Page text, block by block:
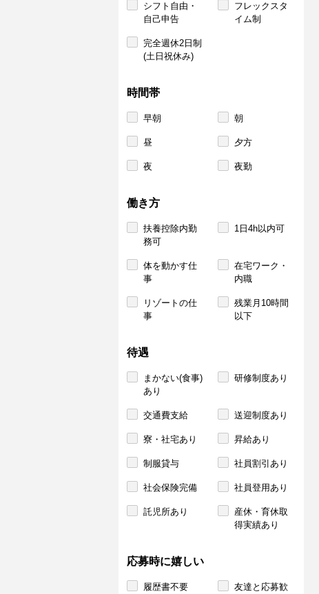
シフト自由・
自己申告
フレックスタ
イム制
完全週休2日制
(土日祝休み)
時間帯
早朝 朝
昼 夕方
夜 夜勤
働き方
扶養控除内勤
務可
1日4h以内可
体を動かす仕
事
在宅ワーク・
内職
リゾートの仕
事
残業月10時間
以下
待遇
まかない(食事)
あり
研修制度あり
交通費支給 送迎制度あり
寮・社宅あり 昇給あり
制服貸与 社員割引あり
社会保険完備 社員登用あり
託児所あり
産休・育休取
得実績あり
応募時に嬉しい
履歴書不要
友達と応募歓